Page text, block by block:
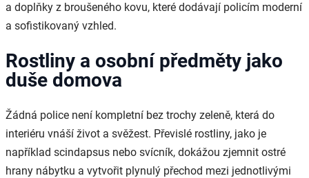
a doplňky z broušeného kovu, které dodávají policím moderní
a sofistikovaný vzhled.
Rostliny a osobní předměty jako
duše domova
Žádná police není kompletní bez trochy zeleně, která do
interiéru vnáší život a svěžest. Převislé rostliny, jako je
například scindapsus nebo svícník, dokážou zjemnit ostré
hrany nábytku a vytvořit plynulý přechod mezi jednotlivými